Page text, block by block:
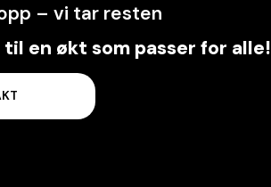
– vi tar resten
til en økt som passer for alle!